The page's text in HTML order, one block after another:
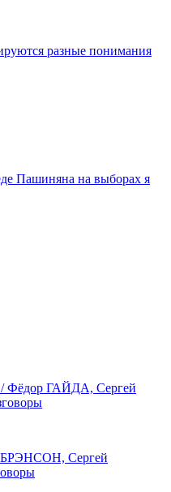
разные понимания
Пашиняна на выборах я
ГАЙДА, Сергей
БРЭНСОН, Сергей